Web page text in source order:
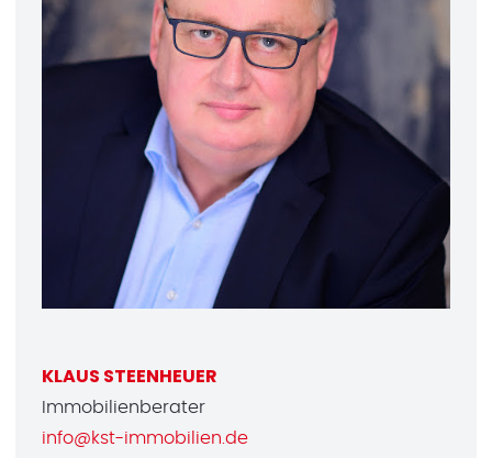
KLAUS STEENHEUER
Immobilienberater
info@kst-immobilien.de